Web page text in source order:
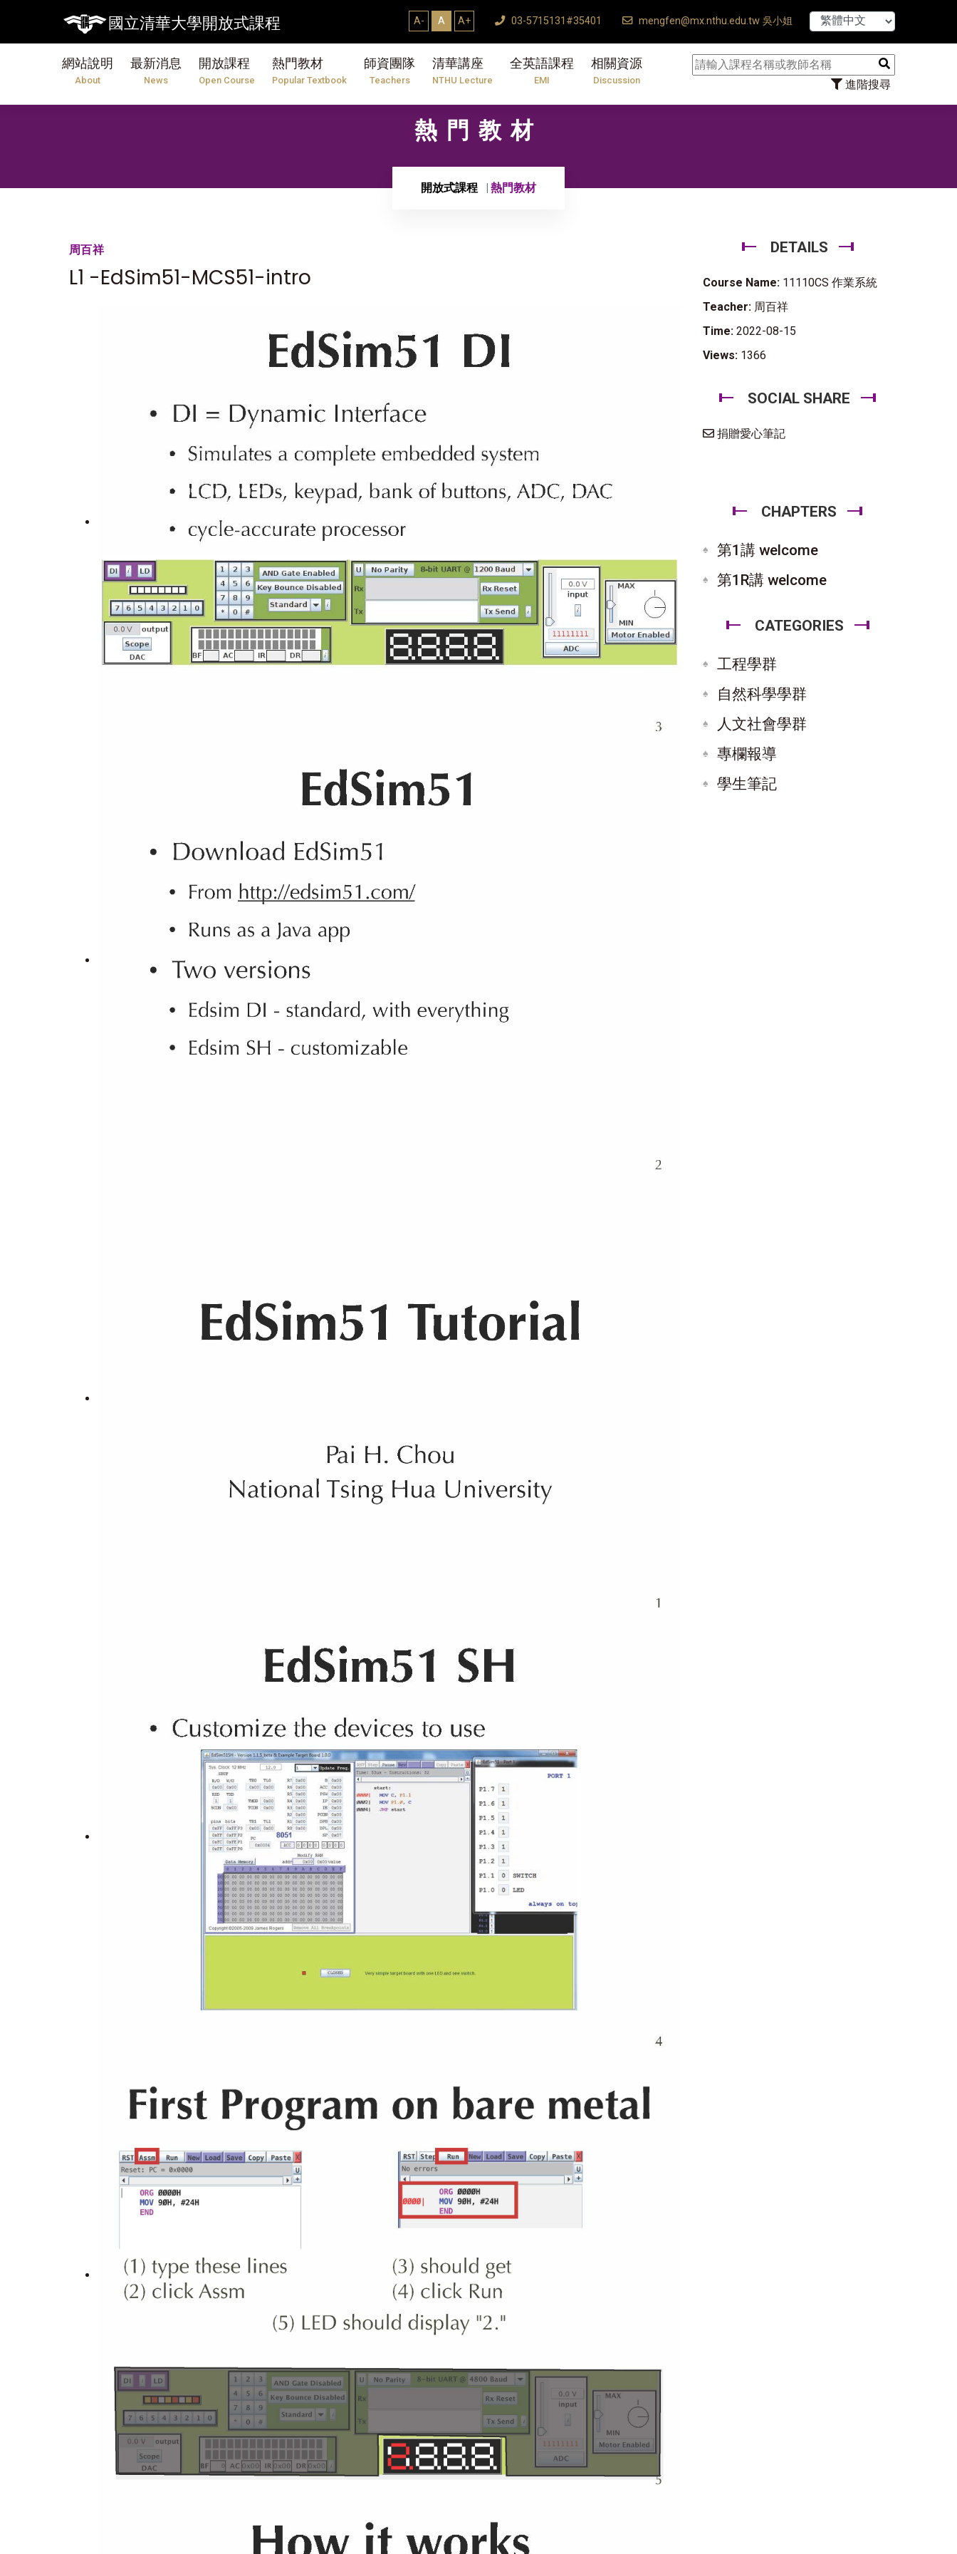
國立清華大學開放式課程 A- A A+ 03-5715131#35401 mengfen@mx.nthu.edu.tw 吳小姐
網站說明
About
最新消息
News
開放課程
Open Course
熱門教材
Popular Textbook
師資團隊
Teachers
清華講座
NTHU Lecture
全英語課程
EMI
相關資源
Discussion 進階搜尋
【7/31】
熱門教材
開放式課程 熱門教材
周百祥
L1 -EdSim51-MCS51-intro
DETAILS
Course Name: 11110CS 作業系統
Teacher: 周百祥
Time: 2022-08-15
Views: 1366
SOCIAL SHARE
捐贈愛心筆記
CHAPTERS
第1講 welcome
第1R講 welcome
CATEGORIES
工程學群
自然科學學群
人文社會學群
專欄報導
學生筆記